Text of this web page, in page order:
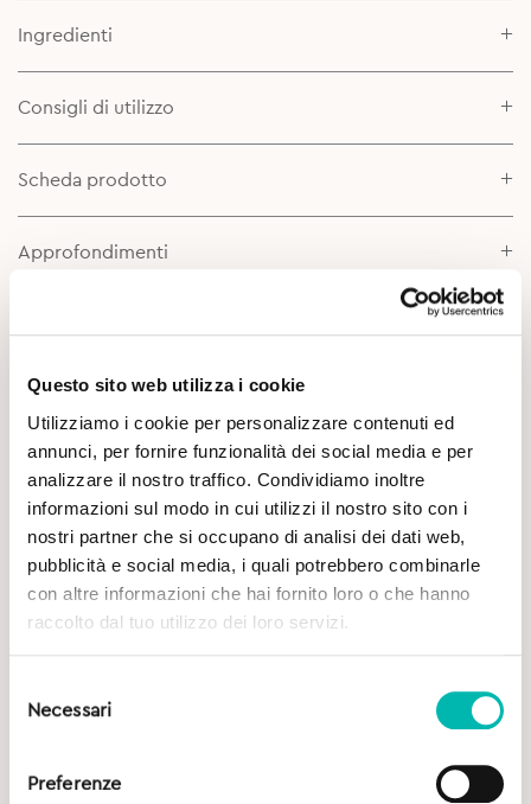
Questo sito web utilizza i cookie
Utilizziamo i cookie per personalizzare contenuti ed
annunci, per fornire funzionalità dei social media e per
analizzare il nostro traffico. Condividiamo inoltre
informazioni sul modo in cui utilizzi il nostro sito con i
nostri partner che si occupano di analisi dei dati web,
pubblicità e social media, i quali potrebbero combinarle
con altre informazioni che hai fornito loro o che hanno
raccolto dal tuo utilizzo dei loro servizi.
delNecessari
Preferenze
Ingredienti
Consigli di utilizzo
Scheda prodotto
Approfondimenti
Potrebbe Interessarti